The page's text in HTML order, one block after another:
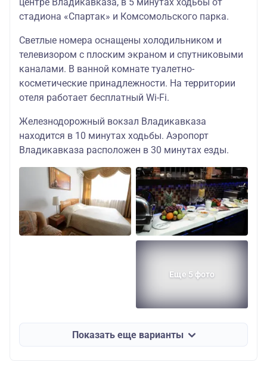
стадиона «Спартак» и Комсомольского парка.
Светлые номера оснащены холодильником и
телевизором с плоским экраном и спутниковыми
каналами. В ванной комнате туалетно-
косметические принадлежности. На территории
отеля работает бесплатный Wi-Fi.
Железнодорожный вокзал Владикавказа
находится в 10 минутах ходьбы. Аэропорт
Владикавказа расположен в 30 минутах езды.
Еще 5 фото
Показать еще варианты